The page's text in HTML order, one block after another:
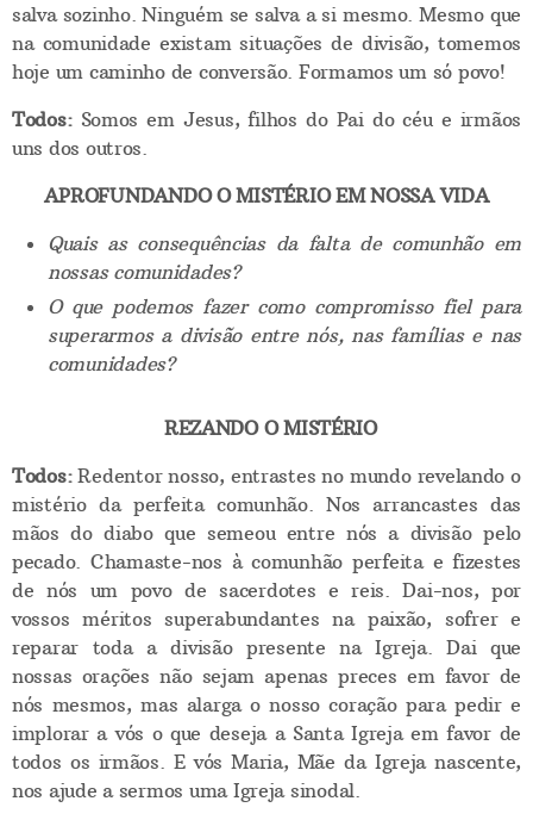
salva sozinho. Ninguém se salva a si mesmo. Mesmo que
na comunidade existam situações de divisão, tomemos
hoje um caminho de conversão. Formamos um só povo!
Todos:Somos em Jesus, filhos do Pai do céu e irmãos
uns dos outros.
APROFUNDANDO O MISTÉRIO EM NOSSA VIDA
Quais as consequências da falta de comunhão em
nossas comunidades?
O que podemos fazer como compromisso fiel para
superarmos a divisão entre nós, nas famílias e nas
comunidades?
REZANDO O MISTÉRIO
Todos:Redentor nosso, entrastes no mundo revelando o
mistério da perfeita comunhão. Nos arrancastes das
mãos do diabo que semeou entre nós a divisão pelo
pecado. Chamaste-nos à comunhão perfeita e fizestes
de nós um povo de sacerdotes e reis. Dai-nos, por
vossos méritos superabundantes na paixão, sofrer e
reparar toda a divisão presente na Igreja. Dai que
nossas orações não sejam apenas preces em favor de
nós mesmos, mas alarga o nosso coração para pedir e
implorar a vós o que deseja a Santa Igreja em favor de
todos os irmãos. E vós Maria, Mãe da Igreja nascente,
nos ajude a sermos uma Igreja sinodal.